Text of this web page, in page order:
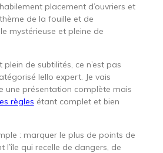
placement d’ouvriers et
de la fouille et de
mystérieuse et pleine de
de subtilités, ce n’est pas
Iello expert. Je vais
une présentation complète mais
règles étant complet et bien
: marquer le plus de points de
l’île qui recelle de dangers, de